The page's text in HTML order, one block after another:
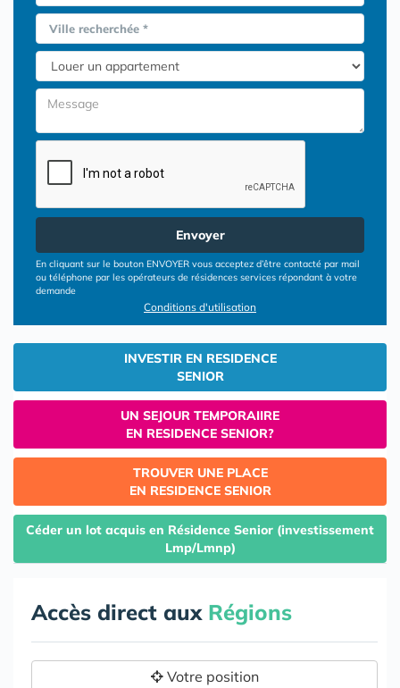
Ville recherchée *
Envoyer
En cliquant sur le bouton ENVOYER vous acceptez d’être contacté par mail
ou téléphone par les opérateurs de résidences services répondant à votre
demande
Conditions d'utilisation
INVESTIR EN RESIDENCE
SENIOR
UN SEJOUR TEMPORAIIRE
EN RESIDENCE SENIOR?
TROUVER UNE PLACE
EN RESIDENCE SENIOR
Céder un lot acquis en Résidence Senior (investissement
Lmp/Lmnp)
Accès direct aux Régions
Votre position